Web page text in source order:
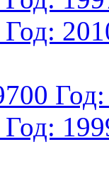
Год:
Год: